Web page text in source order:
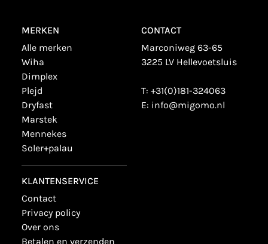
MERKEN
alle merken
wiha
dimplex
plejd
dryfast
marstek
mennekes
soler+palau
KLANTENSERVICE
contact
privacy policy
over ons
betalen en verzenden
CONTACT
Marconiweg 63-65
3225 LV Hellevoetsluis
T: +31(0)181-324063
E: info@migomo.nl